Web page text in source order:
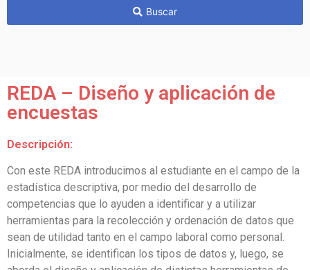
Buscar
REDA – Diseño y aplicación de
encuestas
Descripción:
Con este REDA introducimos al estudiante en el campo de la
estadística descriptiva, por medio del desarrollo de
competencias que lo ayuden a identificar y a utilizar
herramientas para la recolección y ordenación de datos que
sean de utilidad tanto en el campo laboral como personal.
Inicialmente, se identifican los tipos de datos y, luego, se